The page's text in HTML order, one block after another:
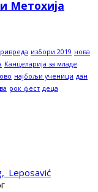
Метохија
избори 2019 нова
Канцеларија за младе
најбољи ученици дан
рок фест деца